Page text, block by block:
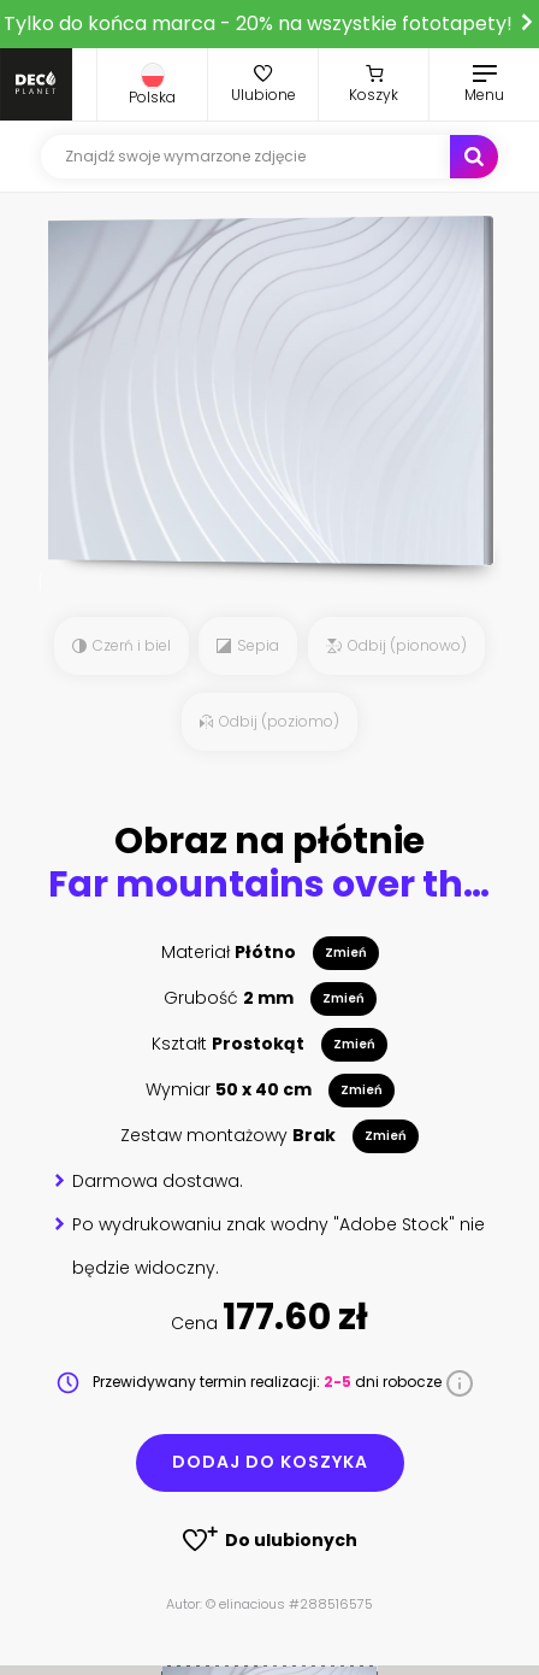
Tylko do końca marca - 20% na wszystkie fototapety!
Polska Ulubione Koszyk Menu
Czerń i biel Sepia Odbij (pionowo)
Odbij (poziomo)
Obraz na płótnie
Far mountains over the dense fog and sunrise. Traditional oriental ink painting sumi-e, u-sin, go-hua. Hieroglyph - eternity.
Materiał Płótno Zmień
Grubość 2 mm Zmień
Kształt Prostokąt Zmień
Wymiar 50 x 40 cm Zmień
Zestaw montażowy Brak Zmień
Darmowa dostawa.
Po wydrukowaniu znak wodny "Adobe Stock" nie
będzie widoczny.
Cena 177.60 zł
Przewidywany termin realizacji: 2-5 dni robocze
DODAJ DO KOSZYKA
Do ulubionych
Autor: © elinacious #288516575